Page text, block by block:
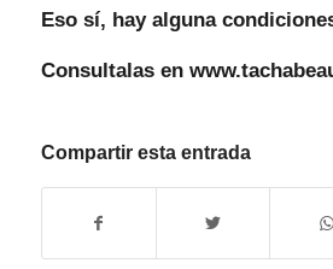
Eso sí, hay alguna
Consultalas en
Compartir esta entrada